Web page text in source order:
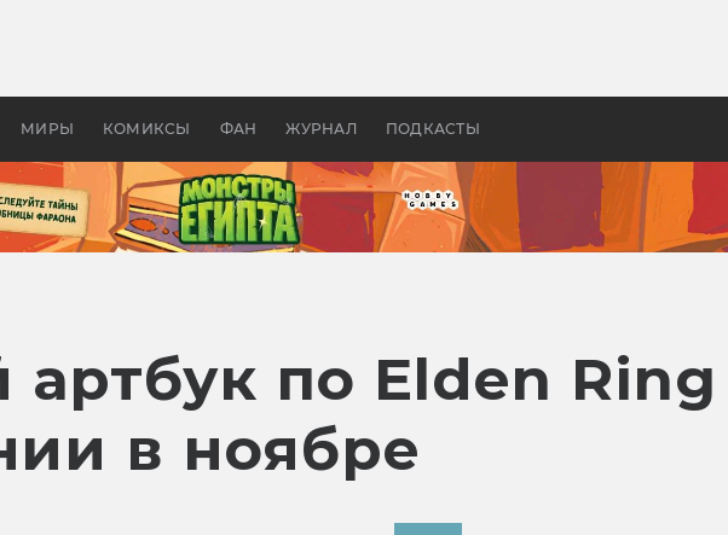
МИРЫ КОМИКСЫ ФАН ЖУРНАЛ ПОДКАСТЫ
в России —
бы «Властелина колец»
фильм за
по Elden Ring
в ноябре